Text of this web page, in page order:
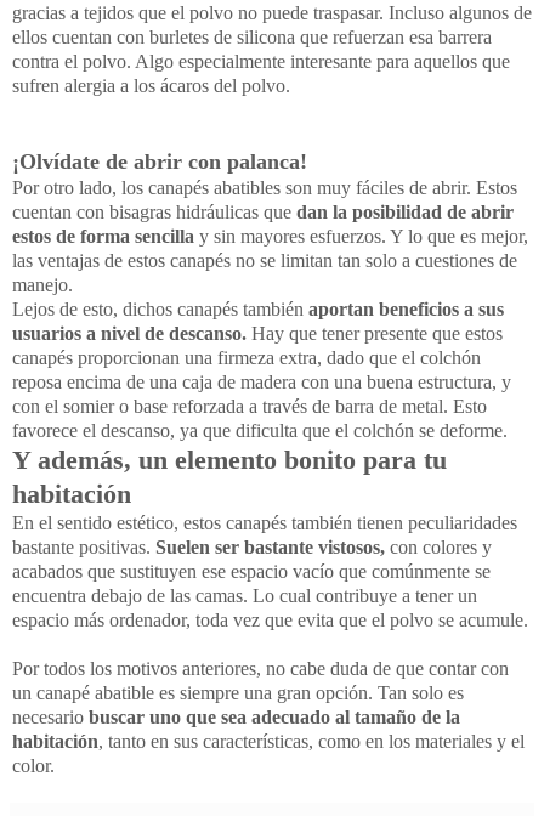
gracias a tejidos que el polvo no puede traspasar. Incluso algunos de
ellos cuentan con burletes de silicona que refuerzan esa barrera
contra el polvo. Algo especialmente interesante para aquellos que
sufren alergia a los ácaros del polvo.
¡Olvídate de abrir con palanca!
Por otro lado, los canapés abatibles son muy fáciles de abrir. Estos
cuentan con bisagras hidráulicas que dan la posibilidad de abrir
estos de forma sencilla y sin mayores esfuerzos. Y lo que es mejor,
las ventajas de estos canapés no se limitan tan solo a cuestiones de
manejo.
Lejos de esto, dichos canapés también aportan beneficios a sus
usuarios a nivel de descanso. Hay que tener presente que estos
canapés proporcionan una firmeza extra, dado que el colchón
reposa encima de una caja de madera con una buena estructura, y
con el somier o base reforzada a través de barra de metal. Esto
favorece el descanso, ya que dificulta que el colchón se deforme.
Y además, un elemento bonito para tu
habitación
En el sentido estético, estos canapés también tienen peculiaridades
bastante positivas. Suelen ser bastante vistosos, con colores y
acabados que sustituyen ese espacio vacío que comúnmente se
encuentra debajo de las camas. Lo cual contribuye a tener un
espacio más ordenador, toda vez que evita que el polvo se acumule.
Por todos los motivos anteriores, no cabe duda de que contar con
un canapé abatible es siempre una gran opción. Tan solo es
necesario buscar uno que sea adecuado al tamaño de la
habitación, tanto en sus características, como en los materiales y el
color.